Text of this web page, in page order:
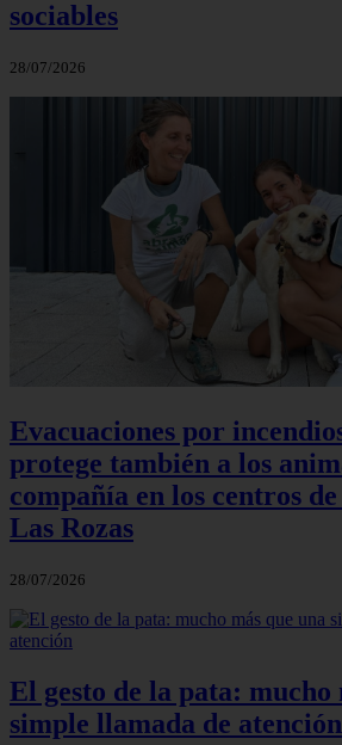
sociables
28/07/2026
Evacuaciones por
protege también a los
compañía en los centros
Las Rozas
28/07/2026
El gesto de la pata: mucho
simple llamada de atención